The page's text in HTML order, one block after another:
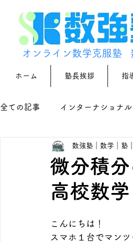
オンライン数学克服塾
ホーム 塾長挨拶 指
全ての記事 インターナショナ
微分積
高校数学
数強塾｜数学｜塾
こんにちは！
スマホ１台でマン